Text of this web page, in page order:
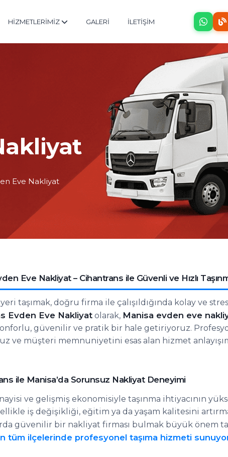
HİZMETLERİMİZ GALERİ İLETİŞİM
Eve Nakliyat
Eve Nakliyat – Cihantrans ile Güvenli ve Hızlı
taşımak, doğru firma ile çalışıldığında kolay ve
Evden Eve Nakliyat olarak, Manisa evden eve
güvenilir ve pratik bir hale getiriyoruz.
ve müşteri memnuniyetini esas alan hizmet
ile Manisa’da Sorunsuz Nakliyat Deneyimi
ve gelişmiş ekonomisiyle taşınma ihtiyacının
iş değişikliği, eğitim ya da yaşam kalitesini
güvenilir bir nakliyat firması bulmak büyük önem
tüm ilçelerinde profesyonel taşıma hizmeti